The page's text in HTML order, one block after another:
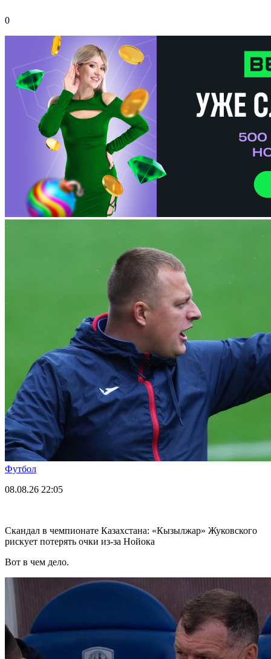
0
Футбол
08.08.26 22:05
Скандал в чемпионате Казахстана: «Кызылжар» Жуковского
рискует потерять очки из-за Нойока
Вот в чем дело.